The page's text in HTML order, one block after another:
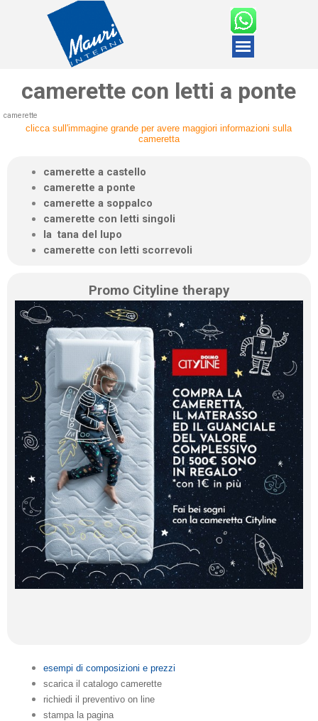
camerette con letti a ponte
camerette
clicca sull'immagine grande per avere maggiori informazioni sulla
cameretta
camerette a castello
camerette a ponte
camerette a soppalco
camerette con letti singoli
la tana del lupo
camerette con letti scorrevoli
Promo Cityline therapy
esempi di composizioni e prezzi
scarica il catalogo camerette
richiedi il preventivo on line
stampa la pagina